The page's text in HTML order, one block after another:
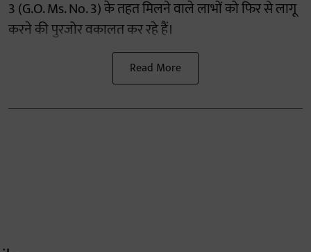
3 (G.O. Ms. No. 3) के तहत मिलने वाले लाभों को फिर से लागू
करने की पुरजोर वकालत कर रहे हैं।
Read More